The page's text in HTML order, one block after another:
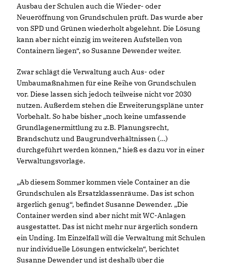
Ausbau der Schulen auch die Wieder- oder
Neueröffnung von Grundschulen prüft. Das wurde aber
von SPD und Grünen wiederholt abgelehnt. Die Lösung
kann aber nicht einzig im weiteren Aufstellen von
Containern liegen“, so Susanne Dewender weiter.
Zwar schlägt die Verwaltung auch Aus- oder
Umbaumaßnahmen für eine Reihe von Grundschulen
vor. Diese lassen sich jedoch teilweise nicht vor 2030
nutzen. Außerdem stehen die Erweiterungspläne unter
Vorbehalt. So habe bisher „noch keine umfassende
Grundlagenermittlung zu z.B. Planungsrecht,
Brandschutz und Baugrundverhältnissen (…)
durchgeführt werden können,“ hieß es dazu vor in einer
Verwaltungsvorlage.
Ab diesem Sommer kommen viele Container an die
Grundschulen als Ersatzklassenräume. Das ist schon
ärgerlich genug“, befindet Susanne Dewender. „Die
Container werden sind aber nicht mit WC-Anlagen
ausgestattet. Das ist nicht mehr nur ärgerlich sondern
ein Unding. Im Einzelfall will die Verwaltung mit Schulen
nur individuelle Lösungen entwickeln“, berichtet
Susanne Dewender und ist deshalb über die